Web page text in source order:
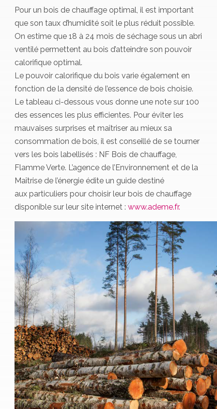
Pour un bois de chauffage optimal, il est important
que son taux d’humidité soit le plus réduit possible.
On estime que 18 à 24 mois de séchage sous un abri
ventilé permettent au bois d’atteindre son pouvoir
calorifique optimal.
Le pouvoir calorifique du bois varie également en
fonction de la densité de l’essence de bois choisie.
Le tableau ci-dessous vous donne une note sur 100
des essences les plus efficientes. Pour éviter les
mauvaises surprises et maîtriser au mieux sa
consommation de bois, il est conseillé de se tourner
vers les bois labellisés : NF Bois de chauffage,
Flamme Verte. L’agence de l’Environnement et de la
Maîtrise de l’énergie édite un guide destiné
aux particuliers pour choisir leur bois de chauffage
disponible sur leur site internet : www.ademe.fr.